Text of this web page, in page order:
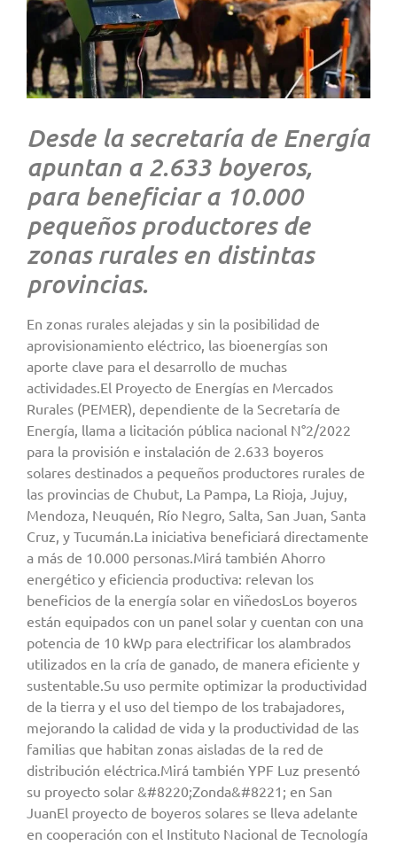
Desde la secretaría de Energía
apuntan a 2.633 boyeros,
para beneficiar a 10.000
pequeños productores de
zonas rurales en distintas
provincias.
En zonas rurales alejadas y sin la posibilidad de
aprovisionamiento eléctrico, las bioenergías son
aporte clave para el desarrollo de muchas
actividades.El Proyecto de Energías en Mercados
Rurales (PEMER), dependiente de la Secretaría de
Energía, llama a licitación pública nacional N°2/2022
para la provisión e instalación de 2.633 boyeros
solares destinados a pequeños productores rurales de
las provincias de Chubut, La Pampa, La Rioja, Jujuy,
Mendoza, Neuquén, Río Negro, Salta, San Juan, Santa
Cruz, y Tucumán.La iniciativa beneficiará directamente
a más de 10.000 personas.Mirá también Ahorro
energético y eficiencia productiva: relevan los
beneficios de la energía solar en viñedosLos boyeros
están equipados con un panel solar y cuentan con una
potencia de 10 kWp para electrificar los alambrados
utilizados en la cría de ganado, de manera eficiente y
sustentable.Su uso permite optimizar la productividad
de la tierra y el uso del tiempo de los trabajadores,
mejorando la calidad de vida y la productividad de las
familias que habitan zonas aisladas de la red de
distribución eléctrica.Mirá también YPF Luz presentó
su proyecto solar &#8220;Zonda&#8221; en San
JuanEl proyecto de boyeros solares se lleva adelante
en cooperación con el Instituto Nacional de Tecnología